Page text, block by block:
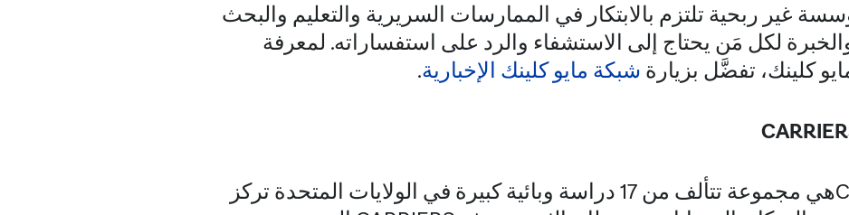
غير ربحية تلتزم بالابتكار في الممارسات السريرية والتعليم والبحث
لكل مَن يحتاج إلى الاستشفاء والرد على استفساراته. لمعرفة
كلينك، تفضَّل بزيارة شبكة مايو كلينك الإخبارية.
CARRIERSهي مجموعة تتألف من 17 دراسة وبائية كبيرة في الولايات المتحدة تركز